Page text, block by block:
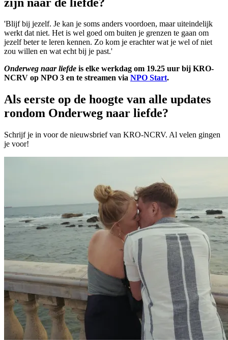
'Blijf bij jezelf. Je kan je soms anders voordoen, maar uiteindelijk
werkt dat niet. Het is wel goed om buiten je grenzen te gaan om
jezelf beter te leren kennen. Zo kom je erachter wat je wel of niet
zou willen en wat echt bij je past.'
Onderweg naar liefde is elke werkdag om 19.25 uur bij KRO-
NCRV op NPO 3 en te streamen via NPO Start.
Als eerste op de hoogte van alle updates
rondom Onderweg naar liefde?
Schrijf je in voor de nieuwsbrief van KRO-NCRV. Al velen gingen
je voor!